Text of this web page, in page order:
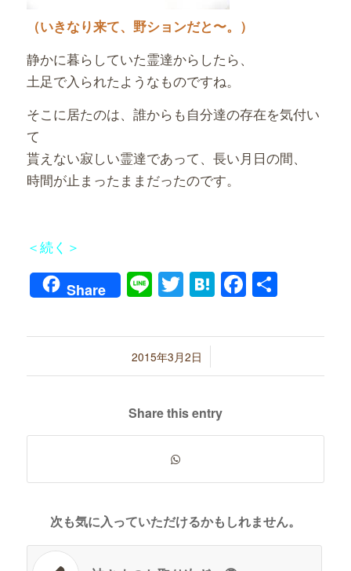
（いきなり来て、野ションだと〜。）
静かに暮らしていた霊達からしたら、
土足で入られたようなものですね。
そこに居たのは、誰からも自分達の存在を気付い
て
貰えない寂しい霊達であって、長い月日の間、
時間が止まったままだったのです。
＜続く＞
Share LineTwitter
Hatena共
2015年3月2日
/
Share this entry
次も気に入っていただけるかもしれません。